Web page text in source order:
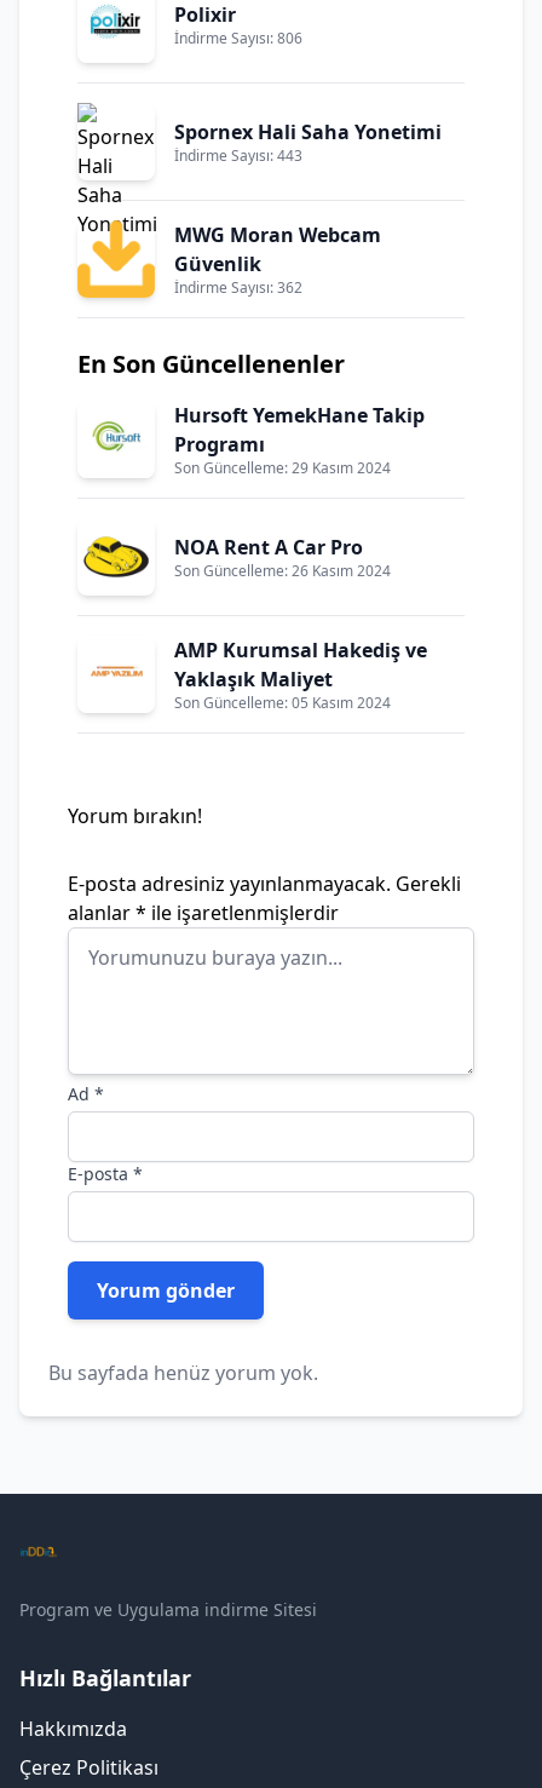
Polixir
İndirme Sayısı: 806
Spornex Hali Saha Yonetimi
İndirme Sayısı: 443
MWG Moran Webcam
Güvenlik
İndirme Sayısı: 362
En Son Güncellenenler
Hursoft YemekHane Takip
Programı
Son Güncelleme: 29 Kasım 2024
NOA Rent A Car Pro
Son Güncelleme: 26 Kasım 2024
AMP Kurumsal Hakediş ve
Yaklaşık Maliyet
Son Güncelleme: 05 Kasım 2024
Yorum bırakın!
E-posta adresiniz yayınlanmayacak. Gerekli
alanlar* ile işaretlenmişlerdir
Ad *
E-posta *
Bu sayfada henüz yorum yok.
Program ve Uygulama indirme Sitesi
Hızlı Bağlantılar
Hakkımızda
Çerez Politikası